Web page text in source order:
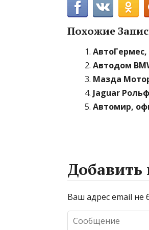
Похожие
Автодом
Мазда
Jaguar
Автомир,
Ваш адрес email не